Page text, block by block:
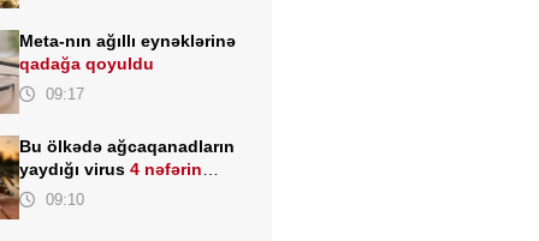
Meta-nın ağıllı eynəklərinə
qadağa qoyuldu
09:17
Bu ölkədə ağcaqanadların
yaydığı virus4 nəfərin
həyatına son qoydu
09:10